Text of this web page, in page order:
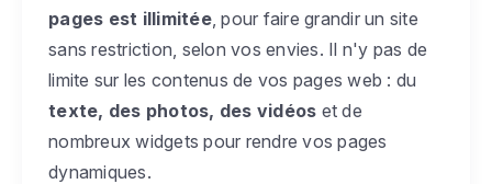
pages est illimitée, pour faire grandir un site
sans restriction, selon vos envies. Il n'y pas de
limite sur les contenus de vos pages web : du
texte, des photos, des vidéos et de
nombreux widgets pour rendre vos pages
dynamiques.